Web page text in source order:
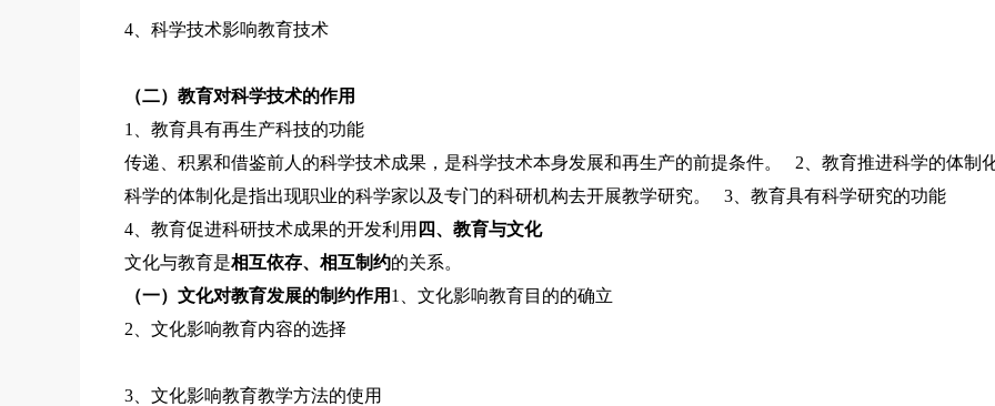
4、科学技术影响教育技术
（二）教育对科学技术的作用
1、教育具有再生产科技的功能
传递、积累和借鉴前人的科学技术成果，是科学技术本身发展和再生产的前提条件。 2、教育推进科学的体制
科学的体制化是指出现职业的科学家以及专门的科研机构去开展教学研究。 3、教育具有科学研究的功能
4、教育促进科研技术成果的开发利用 四、教育与文化
文化与教育是相互依存、相互制约的关系。
（一） 文化对教育发展的制约作用 1、文化影响教育目的的确立
2、文化影响教育内容的选择
3、文化影响教育教学方法的使用